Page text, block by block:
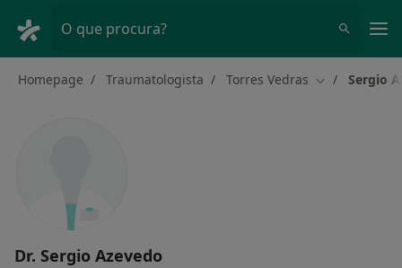
O que procura?
Homepage Traumatologista Torres Vedras Mudar de
Sergio
Dr. Sergio Azevedo